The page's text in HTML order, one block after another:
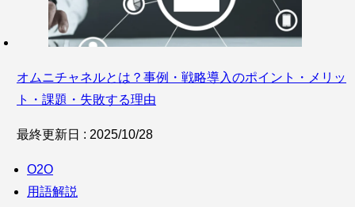
オムニチャネルとは？事例・戦略導入のポイント・メリッ
ト・課題・失敗する理由
最終更新日 : 2025/10/28
O2O
用語解説